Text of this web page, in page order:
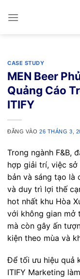
qua
CASE STUDY
MEN Beer
Quảng Cáo
ITIFY
ĐĂNG VÀO26 THÁNG 3,
Trong ngành F&B,
hợp giải trí, việc
bản và sáng tạo là
và duy trì lợi thế
hot nhất khu Hòa
với không gian mở
mà còn gây ấn
kiện theo mùa và
Để tối ưu hiệu quả
ITIFY Marketing